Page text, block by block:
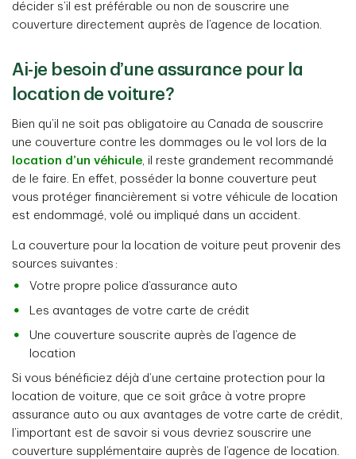
décider s’il est préférable ou non de souscrire une
couverture directement auprès de l’agence de location.
Ai-je besoin d’une assurance pour la
location de voiture?
Bien qu’il ne soit pas obligatoire au Canada de souscrire
une couverture contre les dommages ou le vol lors de la
location d’un véhicule, il reste grandement recommandé
de le faire. En effet, posséder la bonne couverture peut
vous protéger financièrement si votre véhicule de location
est endommagé, volé ou impliqué dans un accident.
La couverture pour la location de voiture peut provenir des
sources suivantes :
Votre propre police d’assurance auto
Les avantages de votre carte de crédit
Une couverture souscrite auprès de l’agence de
location
Si vous bénéficiez déjà d’une certaine protection pour la
location de voiture, que ce soit grâce à votre propre
assurance auto ou aux avantages de votre carte de crédit,
l’important est de savoir si vous devriez souscrire une
couverture supplémentaire auprès de l’agence de location.